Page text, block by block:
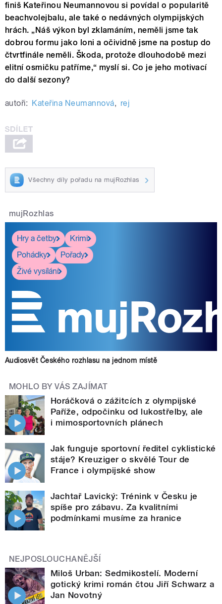
finiš Kateřinou Neumannovou si povídal o popularitě
beachvolejbalu, ale také o nedávných olympijských
hrách. „Náš výkon byl zklamáním, neměli jsme tak
dobrou formu jako loni a očividně jsme na postup do
čtvrtfinále neměli. Škoda, protože dlouhodobě mezi
elitní osmičku patříme,“ myslí si. Co je jeho motivací
do další sezony?
autoři: Kateřina Neumannová, rej
Všechny díly pořadu na mujRozhlas
mujRozhlas
Hry a četby
Krimi
Pohádky
Pořady
Živé vysílání
Audiosvět Českého rozhlasu na jednom místě
MOHLO BY VÁS ZAJÍMAT
Horáčková o zážitcích z olympijské
Paříže, odpočinku od lukostřelby, ale
i mimosportovních plánech
Jak funguje sportovní ředitel cyklistické
stáje? Kreuziger o skvělé Tour de
France i olympijské show
Jachtař Lavický: Trénink v Česku je
spíše pro zábavu. Za kvalitními
podmínkami musíme za hranice
NEJPOSLOUCHANĚJŠÍ
Miloš Urban: Sedmikostelí. Moderní
gotický krimi román čtou Jiří Schwarz a
Jan Novotný